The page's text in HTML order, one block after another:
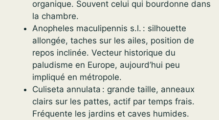
organique. Souvent celui qui bourdonne dans
la chambre.
Anopheles maculipennis s.l. : silhouette
allongée, taches sur les ailes, position de
repos inclinée. Vecteur historique du
paludisme en Europe, aujourd’hui peu
impliqué en métropole.
Culiseta annulata : grande taille, anneaux
clairs sur les pattes, actif par temps frais.
Fréquente les jardins et caves humides.